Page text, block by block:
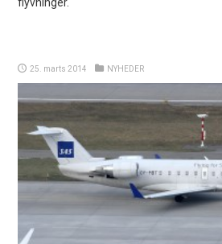
flyvninger.
25. marts 2014 NYHEDER